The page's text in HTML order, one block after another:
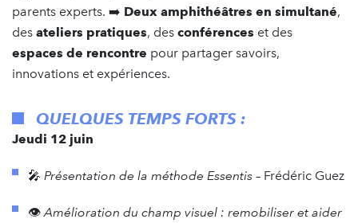
parents experts. ➡️ Deux amphithéâtres en simultané,
des ateliers pratiques, des conférences et des
espaces de rencontre pour partager savoirs,
innovations et expériences.
QUELQUES TEMPS FORTS :
Jeudi 12 juin
🎤 Présentation de la méthode Essentis – Frédéric Guez
👁️Amélioration du champ visuel : remobiliser et aider